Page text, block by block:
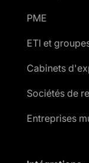
PME
ETI et
Cabinets
Sociétés de
Entreprises